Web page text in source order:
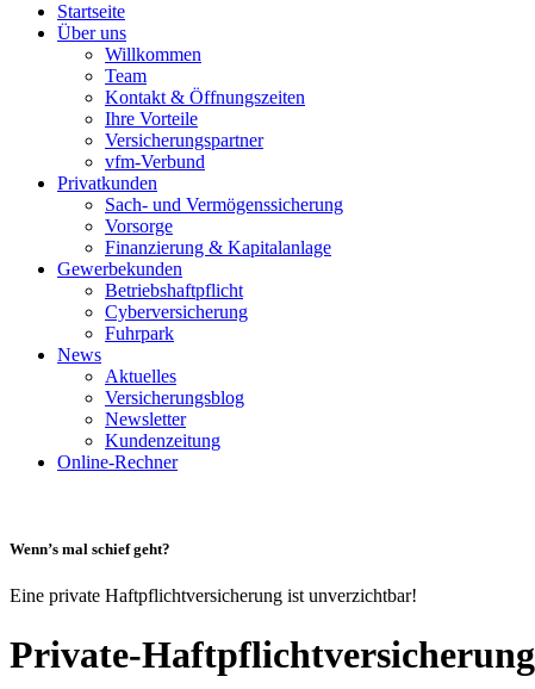
Startseite
Über uns
Willkommen
Team
Kontakt & Öffnungszeiten
Ihre Vorteile
Versicherungspartner
vfm-Verbund
Privatkunden
Sach- und Vermögenssicherung
Vorsorge
Finanzierung & Kapitalanlage
Gewerbekunden
Betriebshaftpflicht
Cyberversicherung
Fuhrpark
News
Aktuelles
Versicherungsblog
Newsletter
Kundenzeitung
Online-Rechner
Wenn’s mal schief geht?
Eine private Haftpflichtversicherung ist unverzichtbar!
Private-Haftpflichtversicherung